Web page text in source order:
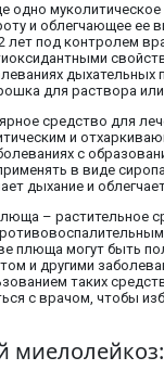
одно муколитическое
и облегчающее ее
лет под контролем
дыхательных
для раствора
средство для
и
с
в виде
дыхание и
– растительное
плюща могут быть
и другими
таких
с врачом, чтобы